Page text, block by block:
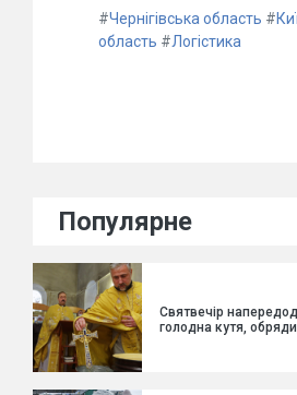
#Чернігівська область #
область #Логістика
Популярне
Святвечір
голодна кутя,